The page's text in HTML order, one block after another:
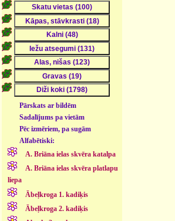
Pārskats ar bildēm
Sadalījums pa vietām
Pēc izmēriem, pa sugām
Alfabētiski:
A. Briāna ielas skvēra katalpa
A. Briāna ielas skvēra platlapu
liepa
Ābeļkroga 1. kadiķis
Ābeļkroga 2. kadiķis